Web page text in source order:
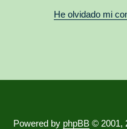
He olvidado mi
Powered by phpBB © 2001,